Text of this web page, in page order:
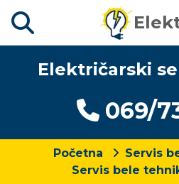
Električarski
069/
Početna
Servis
Servis bele